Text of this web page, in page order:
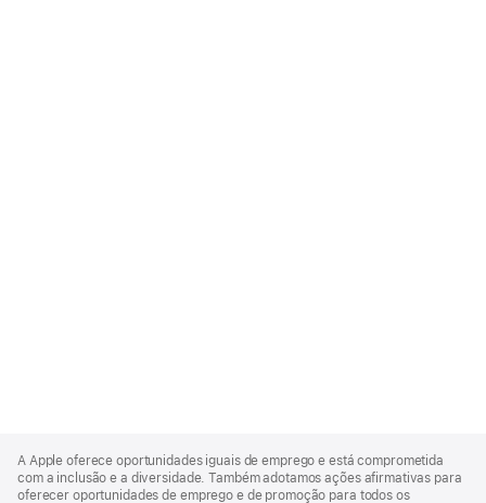
Footer
A Apple oferece oportunidades iguais de emprego e está comprometida
com a inclusão e a diversidade. Também adotamos ações afirmativas para
oferecer oportunidades de emprego e de promoção para todos os